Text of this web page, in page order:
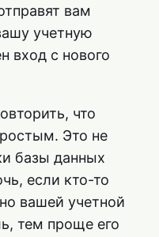
вам
учетную
вход с нового
что
Это не
базы данных
если кто-то
вашей учетной
тем проще его